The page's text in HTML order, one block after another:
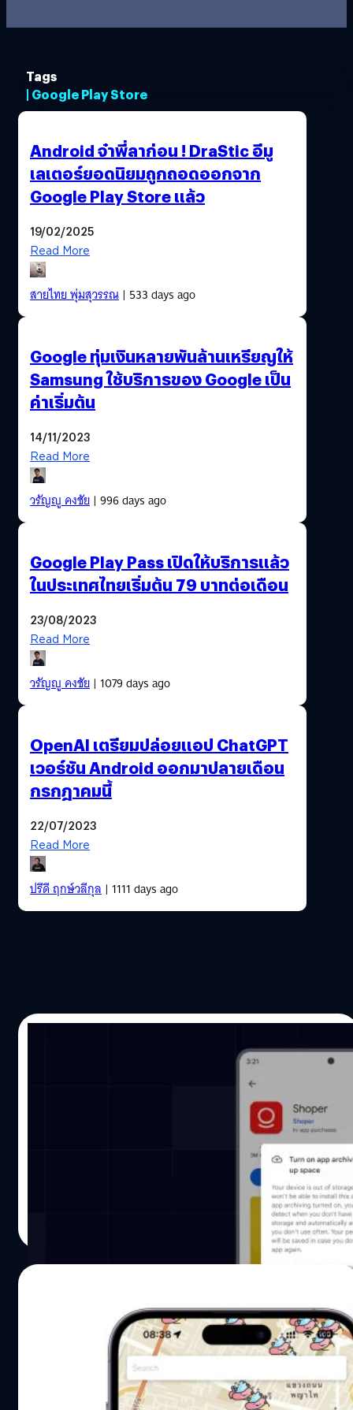
Tags
| Google Play Store
Android จ๋าพี่ลาก่อน ! DraStic อีมู
เลเตอร์ยอดนิยมถูกถอดออกจาก
Google Play Store แล้ว
19/02/2025
Read More
สายไทย พุ่มสุวรรณ| 533 days ago
Google ทุ่มเงินหลายพันล้านเหรียญให้
Samsung ใช้บริการของ Google เป็น
ค่าเริ่มต้น
14/11/2023
Read More
วรัญญู คงชัย| 996 days ago
Google Play Pass เปิดให้บริการแล้ว
ในประเทศไทยเริ่มต้น 79 บาทต่อเดือน
23/08/2023
Read More
วรัญญู คงชัย| 1079 days ago
OpenAI เตรียมปล่อยแอป ChatGPT
เวอร์ชัน Android ออกมาปลายเดือน
กรกฎาคมนี้
22/07/2023
Read More
ปรีดี ฤกษ์วลีกุล| 1111 days ago
ถูกใจสายเครื่องเต็ม Android เพิ่มฟีเจอร์ใหม่
แบ็กอัปแอปเพิ่มพื้นที่เครื่องกลับคืนมา
Android เปิดตัวคุณสมบัติใหม่ที่มีชื่อว่า ‘auto-archive’ ถูกใจ
สายเครื่องเต็มบ่อย ๆ ที่จะมาช่วยแบ็คอัพแอปพลิเคชันโดย
รู้จักแอป ‘ขี้ (Khee)’ แอปหาห้องน้ำฉุกเฉินที่ทุก
คนควรมีติดเครื่อง
แอป 'ขี้ (Khee)' นี้พัฒนาโดย 'คุณเศรษฐสิทธิ์ เศรษฐการุณย์'
ถูกพัฒนาขึ้นจากปัญหาเล็ก ๆ ของตัวนักพัฒนาเองที่ต้องการ